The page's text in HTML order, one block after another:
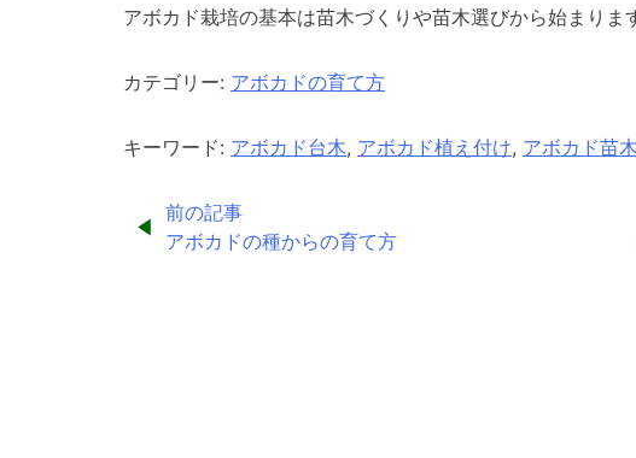
アボカド栽培の基本は苗木づくりや苗木選びから始まりま
カテゴリー: アボカドの育て方
キーワード: アボカド台木, アボカド植え付け, アボカド苗木
投 前の記事
アボカドの種からの育て方